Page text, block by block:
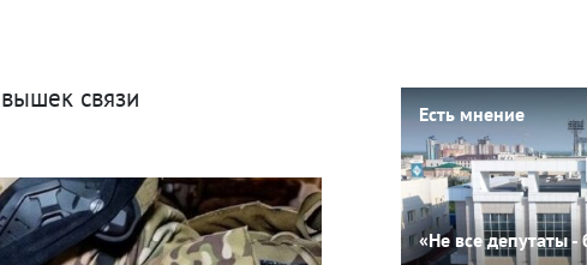
связи Есть мнение
«Не все депутаты -